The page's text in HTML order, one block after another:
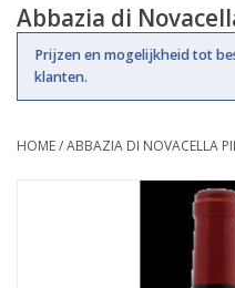
Bestellingen
Assortiment
Abbazia di
Prijzen en mogelijkheid tot
klanten.
HOME/ABBAZIA DI NOVACELLA